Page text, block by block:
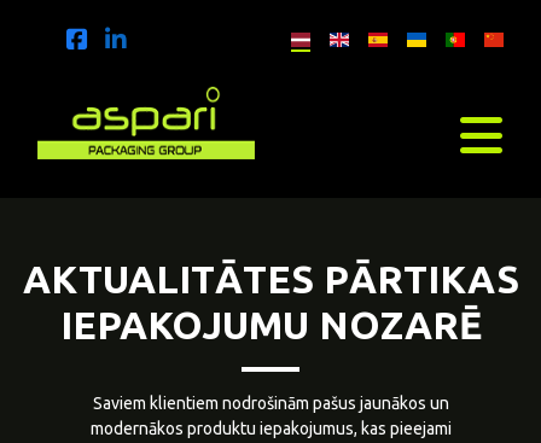
AKTUALITĀTES PĀRTIKAS
IEPAKOJUMU NOZARĒ
Saviem klientiem nodrošinām pašus jaunākos un
modernākos produktu iepakojumus, kas pieejami